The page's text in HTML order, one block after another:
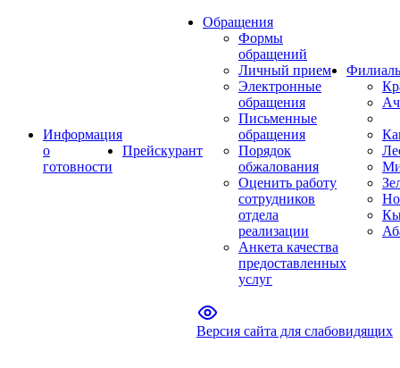
Информация
о
готовности
Прейскурант
Обращения
Формы
обращений
Личный прием
Электронные
обращения
Письменные
обращения
Порядок
обжалования
Оценить работу
сотрудников
отдела
реализации
Анкета качества
предоставленных
услуг
Версия сайта для слабовидящих